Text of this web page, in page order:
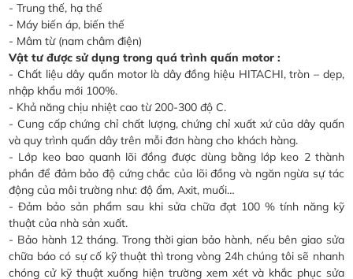
- Trung thế, hạ thế
- Máy biến áp, biến thế
- Mâm từ (nam châm điện)
Vật tư được sử dụng trong quá trình quấn motor :
- Chất liệu dây quấn motor là dây đồng hiệu HITACHI, tròn – dẹp,
nhập khẩu mới 100%.
- Khả năng chịu nhiệt cao từ 200-300 độ C.
- Cung cấp chứng chỉ chất lượng, chứng chỉ xuất xứ của dây quấn
và quy trình quấn dây trên mỗi đơn hàng cho khách hàng.
- Lớp keo bao quanh lõi đồng được dùng bằng lớp keo 2 thành
phần để đảm bảo độ cứng chắc của lõi đồng và ngăn ngừa sự tác
động của môi trường như: độ ẩm, Axit, muối…
- Đảm bảo sản phẩm sau khi sửa chữa đạt 100 % tính năng kỹ
thuật của nhà sản xuất.
- Bảo hành 12 tháng. Trong thời gian bảo hành, nếu bên giao sửa
chữa báo có sự cố kỹ thuật thì trong vòng 24h chúng tôi sẽ nhanh
chóng cử kỹ thuật xuống hiện trường xem xét và khắc phục sửa